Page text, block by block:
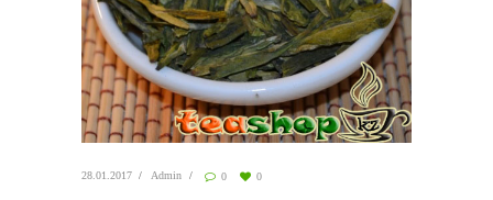
28.01.2017 Admin 0 0